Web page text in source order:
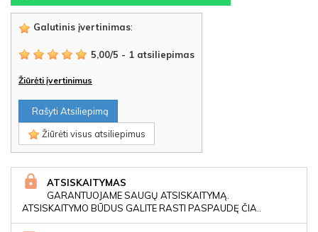
Galutinis įvertinimas:
5,00/5 - 1 atsiliepimas
Žiūrėti įvertinimus
Rašyti Atsiliepimą
Žiūrėti visus atsiliepimus
ATSISKAITYMAS
GARANTUOJAME SAUGŲ ATSISKAITYMĄ.
ATSISKAITYMO BŪDUS GALITE RASTI PASPAUDĘ ČIA..